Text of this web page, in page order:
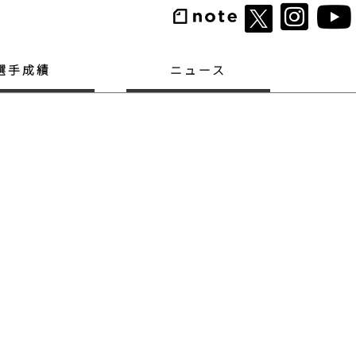
手成績 ニュース